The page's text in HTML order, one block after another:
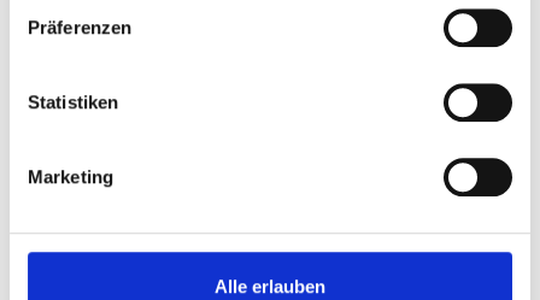
Präferenzen
Statistiken
Marketing
Alle erlauben
Hier findest du passende
Rezepte